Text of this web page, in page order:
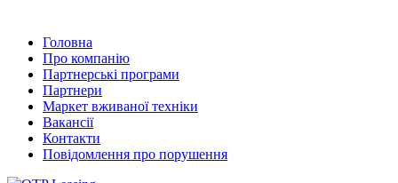
Головна
Про компанію
Партнерські програми
Партнери
Маркет вживаної техніки
Вакансії
Контакти
Повідомлення про порушення